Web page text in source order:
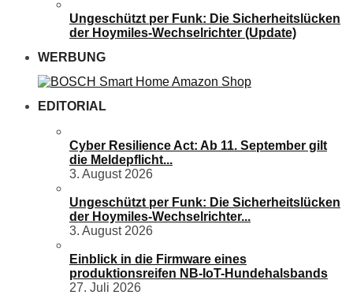
Ungeschützt per Funk: Die Sicherheitslücken
der Hoymiles-Wechselrichter (Update)
WERBUNG
EDITORIAL
Cyber Resilience Act: Ab 11. September gilt
die Meldepflicht...
3. August 2026
Ungeschützt per Funk: Die Sicherheitslücken
der Hoymiles-Wechselrichter...
3. August 2026
Einblick in die Firmware eines
produktionsreifen NB-IoT-Hundehalsbands
27. Juli 2026